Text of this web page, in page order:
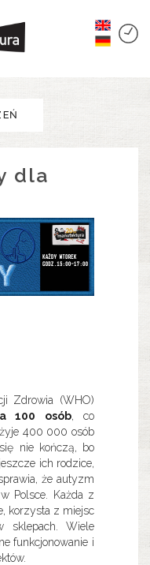
dla
Zdrowia (WHO)
100 osób, co
400 000 osób
nie kończą, bo
ich rodzice,
że autyzm
w Polsce. Każda z
korzysta z miejsc
sklepach. Wiele
funkcjonowanie i